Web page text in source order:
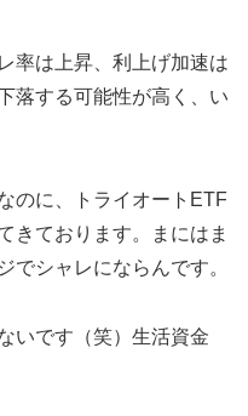
率は上昇、利上げ加速は
落する可能性が高く、い
のに、トライオートETF
きております。まにはま
シャレにならんです。
いです（笑）生活資金